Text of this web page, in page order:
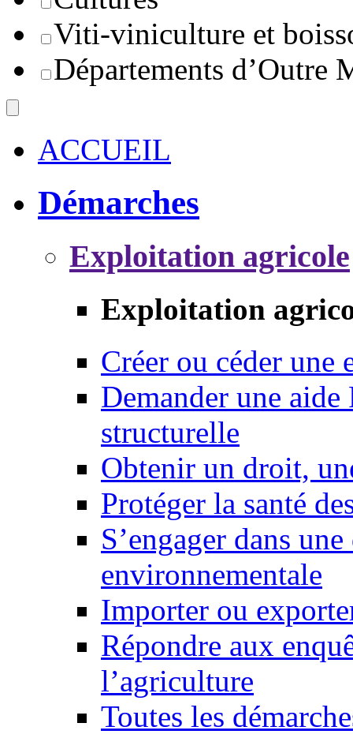
Viti-viniculture et
Départements d’Outre
ACCUEIL
Démarches
Exploitation agricole
Exploitation
Créer ou céder une
Demander une
structurelle
Obtenir un droit,
Protéger la santé
S’engager dans
environnementale
Importer ou
Répondre aux
l’agriculture
Toutes les